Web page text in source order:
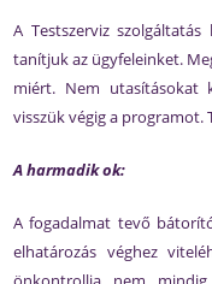
A Testszerviz
tanítjuk az ügyfeleinket.
miért. Nem utasításokat
visszük végig a programot.
A harmadik ok:
A fogadalmat tevő
elhatározás véghez